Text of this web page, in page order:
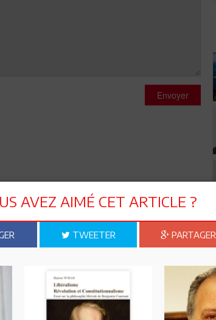
Envoyer
AVEZ AIMÉ CET ARTICLE ?
TWEETER PARTAGER